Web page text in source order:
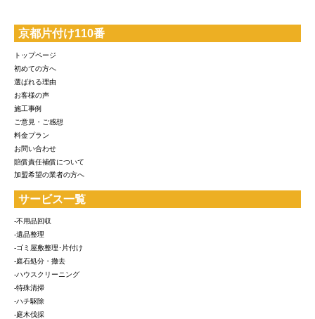
京都片付け110番
トップページ
初めての方へ
選ばれる理由
お客様の声
施工事例
ご意見・ご感想
料金プラン
お問い合わせ
賠償責任補償について
加盟希望の業者の方へ
サービス一覧
-不用品回収
-遺品整理
-ゴミ屋敷整理･片付け
-庭石処分・撤去
-ハウスクリーニング
-特殊清掃
-ハチ駆除
-庭木伐採